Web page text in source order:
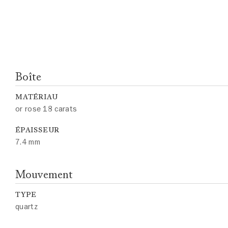
Boîte
MATÉRIAU
or rose 18 carats
ÉPAISSEUR
7.4 mm
Mouvement
TYPE
quartz